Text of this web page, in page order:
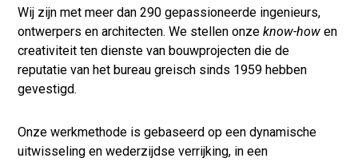
Wij zijn met meer dan 290 gepassioneerde ingenieurs,
ontwerpers en architecten. We stellen onzeknow-howen
creativiteit ten dienste van bouwprojecten die de
reputatie van het bureau greisch sinds 1959 hebben
gevestigd.
Onze werkmethode is gebaseerd op een dynamische
uitwisseling en wederzijdse verrijking, in een